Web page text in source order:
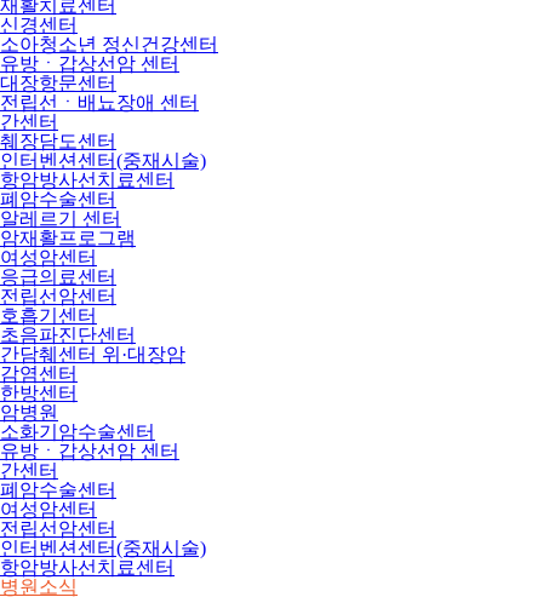
재활치료센터
신경센터
소아청소년 정신건강센터
유방ㆍ갑상선암 센터
대장항문센터
전립선ㆍ배뇨장애 센터
간센터
췌장담도센터
인터벤션센터(중재시술)
항암방사선치료센터
폐암수술센터
알레르기 센터
암재활프로그램
여성암센터
응급의료센터
전립선암센터
호흡기센터
초음파진단센터
간담췌센터 위·대장암
감염센터
한방센터
암병원
소화기암수술센터
유방ㆍ갑상선암 센터
간센터
폐암수술센터
여성암센터
전립선암센터
인터벤션센터(중재시술)
항암방사선치료센터
병원소식